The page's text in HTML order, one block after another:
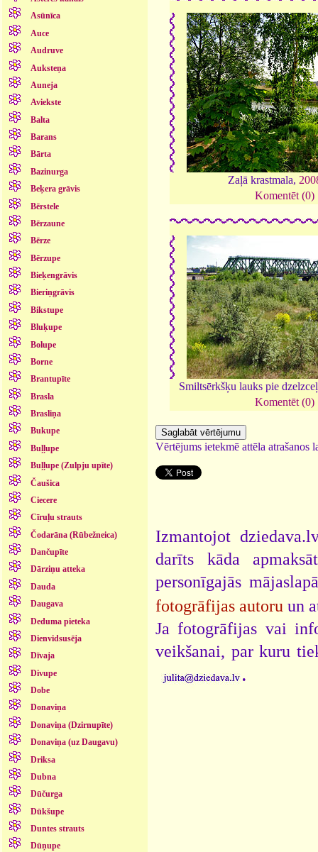
Asūnīca
Auce
Audruve
Auksteņa
Auneja
Aviekste
Balta
Barans
Bārta
Bazinurga
Beķera grāvis
Bērstele
Bērzaune
Bērze
Bērzupe
Bieķengrāvis
Bieriņgrāvis
Bikstupe
Bluķupe
Bolupe
Borne
Brantupīte
Brasla
Brasliņa
Bukupe
Buļļupe
Buļļupe (Zulpju upīte)
Čaušica
Ciecere
Cīruļu strauts
Čodarāna (Rūbežneica)
Dančupīte
Dārziņu atteka
Dauda
Daugava
Deduma pieteka
Dienvidsusēja
Dīvaja
Divupe
Dobe
Donaviņa
Donaviņa (Dzirnupīte)
Donaviņa (uz Daugavu)
Driksa
Dubna
Dūčurga
Dūkšupe
Duntes strauts
Dūņupe
Zaļā krastmala,
Komentēt (0)
Smiltsērkšķu lauks pie
Komentēt (0)
Vērtējums ietekmē attēla atrašanos
Izmantojot
darīts kāda
personīgajās
fotogrāfijas autoru un
Ja fotogrāfijas vai
veikšanai, par kuru
.